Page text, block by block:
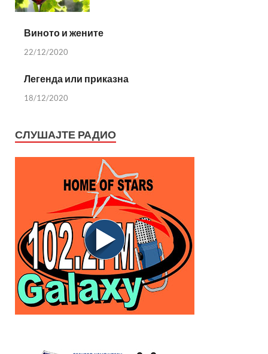
Виното и жените
22/12/2020
Легенда или приказна
18/12/2020
СЛУШАЈТЕ РАДИО